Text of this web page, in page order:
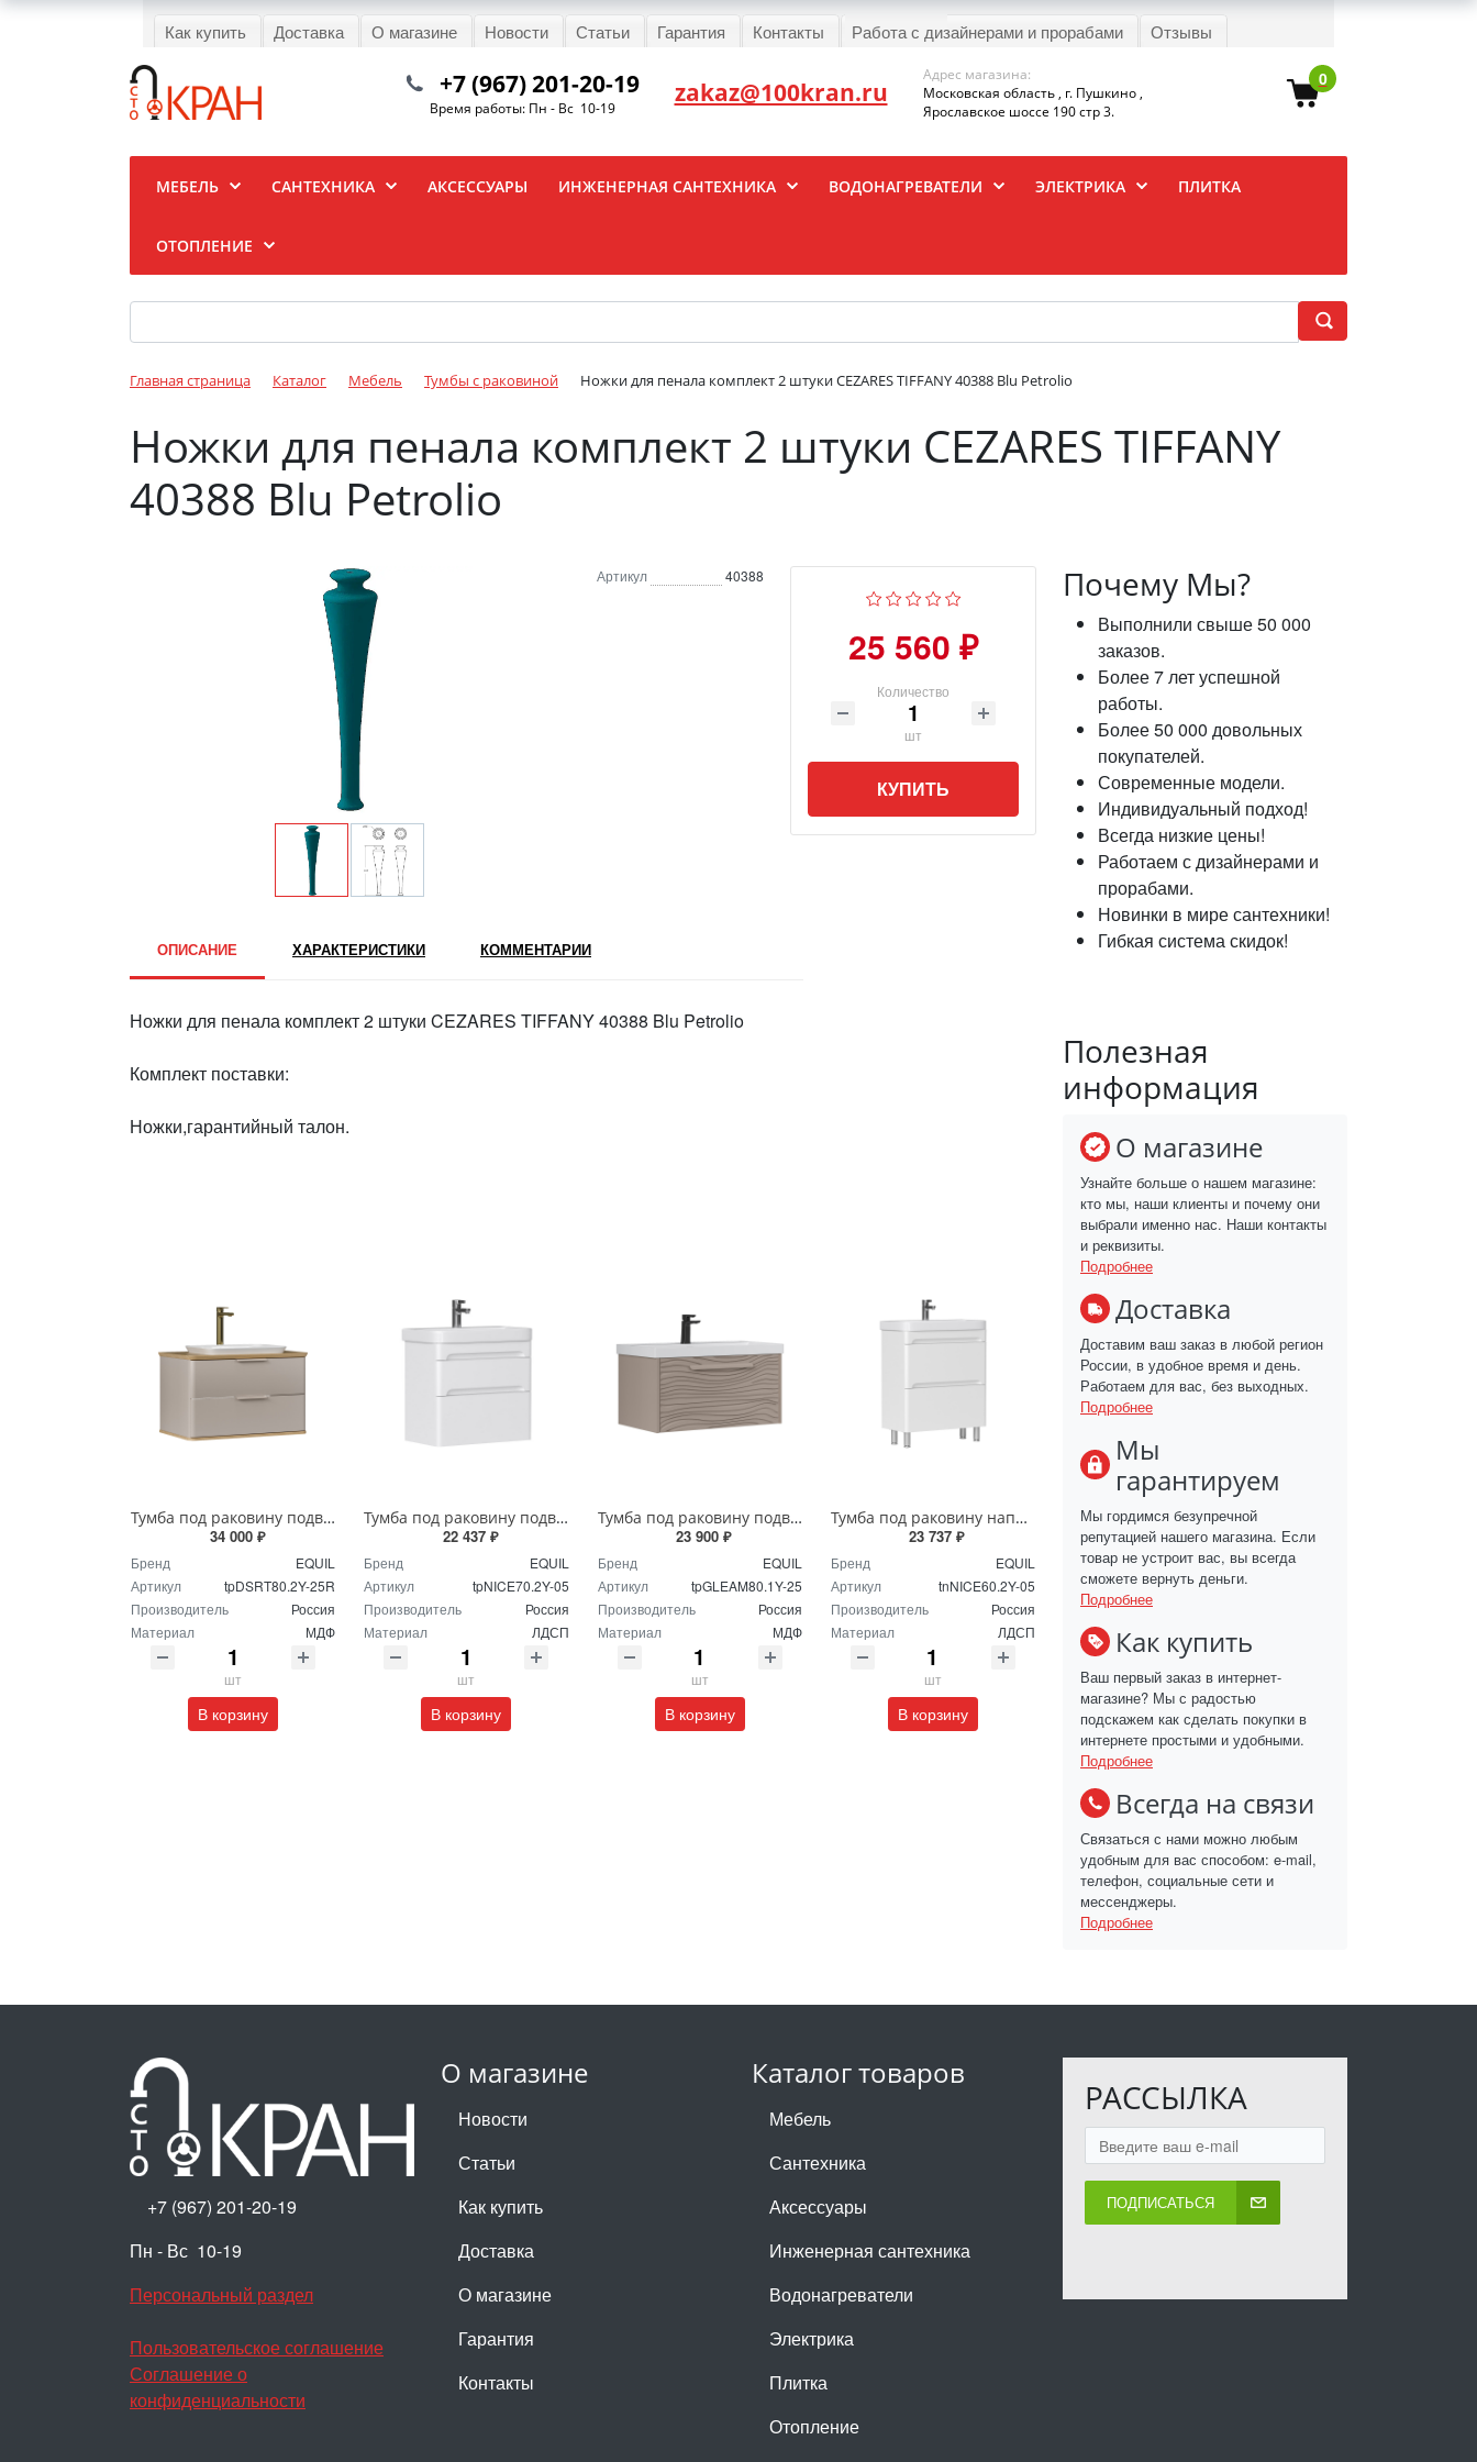
Как купить Доставка О магазине Новости Статьи Гарантия Контакты Работа с дизайнерами и прорабами Отзывы
0
+7 (967) 201-20-19
Время работы: Пн - Вс 10-19 zakaz@100kran.ru
Адрес магазина:
Московская область , г. Пушкино ,
Ярославское шоссе 190 стр 3.
МЕБЕЛЬ САНТЕХНИКА АКСЕССУАРЫ ИНЖЕНЕРНАЯ САНТЕХНИКА ВОДОНАГРЕВАТЕЛИ ЭЛЕКТРИКА ПЛИТКА
ОТОПЛЕНИЕ
Главная страница Каталог Мебель Тумбы с раковиной Ножки для пенала комплект 2 штуки CEZARES TIFFANY 40388 Blu Petrolio
Ножки для пенала комплект 2 штуки CEZARES TIFFANY
40388 Blu Petrolio
Артикул 40388
25 560 ₽
Количество
шт
КУПИТЬ
ОПИСАНИЕ ХАРАКТЕРИСТИКИ КОММЕНТАРИИ
Ножки для пенала комплект 2 штуки CEZARES TIFFANY 40388 Blu Petrolio
Комплект поставки:
Ножки,гарантийный талон.
Тумба под раковину подвесная EQUIL Десерт 80.2Я/Desert 80.2Y с ручками в цвет амарок tpDSRT80.2Y-25R амарок/дуб
34 000 ₽
Бренд
EQUIL
Артикул
tpDSRT80.2Y-25R
Производитель
Россия
Материал
МДФ
шт
В корзину
Тумба под раковину подвесная EQUIL Найс 70 см tpNICE70.2Y-05 белая
22 437 ₽
Бренд
EQUIL
Артикул
tpNICE70.2Y-05
Производитель
Россия
Материал
ЛДСП
шт
В корзину
Тумба под раковину подвесная EQUIL Глеам 80.1Я/Gleam 80.1Y амарок/дуб вотан tpGLEAM80.1Y-25
23 900 ₽
Бренд
EQUIL
Артикул
tpGLEAM80.1Y-25
Производитель
Россия
Материал
МДФ
шт
В корзину
Тумба под раковину напольная EQUIL Найс 60 см tnNICE60.2Y-05 белая
23 737 ₽
Бренд
EQUIL
Артикул
tnNICE60.2Y-05
Производитель
Россия
Материал
ЛДСП
шт
В корзину
Почему Мы?
Выполнили свыше 50 000
заказов.
Более 7 лет успешной
работы.
Более 50 000 довольных
покупателей.
Современные модели.
Индивидуальный подход!
Всегда низкие цены!
Работаем с дизайнерами и
прорабами.
Новинки в мире сантехники!
Гибкая система скидок!
Полезная
информация
О магазине
Узнайте больше о нашем магазине:
кто мы, наши клиенты и почему они
выбрали именно нас. Наши контакты
и реквизиты.
Подробнее
Доставка
Доставим ваш заказ в любой регион
России, в удобное время и день.
Работаем для вас, без выходных.
Подробнее
Мы
гарантируем
Мы гордимся безупречной
репутацией нашего магазина. Если
товар не устроит вас, вы всегда
сможете вернуть деньги.
Подробнее
Как купить
Ваш первый заказ в интернет-
магазине? Мы с радостью
подскажем как сделать покупки в
интернете простыми и удобными.
Подробнее
Всегда на связи
Связаться с нами можно любым
удобным для вас способом: e-mail,
телефон, социальные сети и
мессенджеры.
Подробнее
О магазине
Новости
Статьи
Как купить
Доставка
О магазине
Гарантия
Контакты
Каталог товаров
Мебель
Сантехника
Аксессуары
Инженерная сантехника
Водонагреватели
Электрика
Плитка
Отопление
РАССЫЛКА
ПОДПИСАТЬСЯ
+7 (967) 201-20-19
Пн - Вс 10-19
Персональный раздел
Пользовательское соглашение
Соглашение о
конфиденциальности